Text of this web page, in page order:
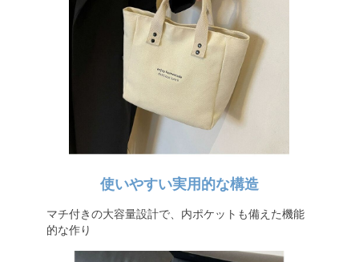
使いやすい実用的な構造
マチ付きの大容量設計で、内ポケットも備えた機能
的な作り